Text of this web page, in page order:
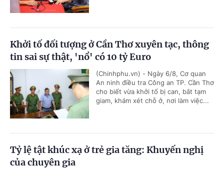
Khởi tố đối tượng ở Cần Thơ xuyên tạc, thông
tin sai sự thật, 'nổ' có 10 tỷ Euro
(Chinhphu.vn) - Ngày 6/8, Cơ quan
An ninh điều tra Công an TP. Cần Thơ
cho biết vừa khởi tố bị can, bắt tạm
giam, khám xét chỗ ở, nơi làm việc...
Tỷ lệ tật khúc xạ ở trẻ gia tăng: Khuyến nghị
của chuyên gia